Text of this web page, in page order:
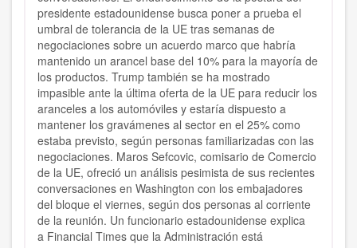
presidente estadounidense busca poner a prueba el
umbral de tolerancia de la UE tras semanas de
negociaciones sobre un acuerdo marco que habría
mantenido un arancel base del 10% para la mayoría de
los productos. Trump también se ha mostrado
impasible ante la última oferta de la UE para reducir los
aranceles a los automóviles y estaría dispuesto a
mantener los gravámenes al sector en el 25% como
estaba previsto, según personas familiarizadas con las
negociaciones. Maros Sefcovic, comisario de Comercio
de la UE, ofreció un análisis pesimista de sus recientes
conversaciones en Washington con los embajadores
del bloque el viernes, según dos personas al corriente
de la reunión. Un funcionario estadounidense explica
a Financial Times que la Administración está